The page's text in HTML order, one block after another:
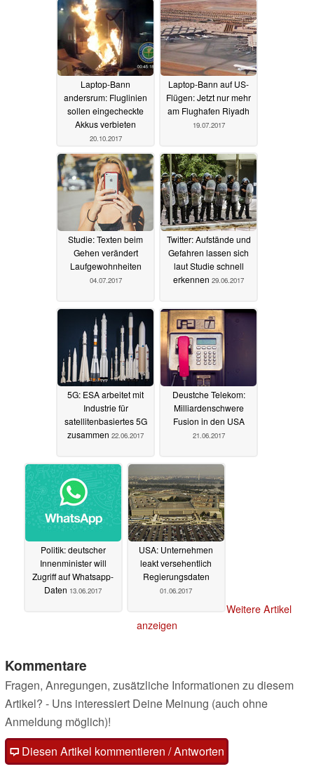
Laptop-Bann
andersrum: Fluglinien
sollen eingecheckte
Akkus verbieten
20.10.2017
Laptop-Bann auf US-
Flügen: Jetzt nur mehr
am Flughafen Riyadh
19.07.2017
Studie: Texten beim
Gehen verändert
Laufgewohnheiten
04.07.2017
Twitter: Aufstände und
Gefahren lassen sich
laut Studie schnell
erkennen 29.06.2017
5G: ESA arbeitet mit
Industrie für
satellitenbasiertes 5G
zusammen 22.06.2017
Deustche Telekom:
Milliardenschwere
Fusion in den USA
21.06.2017
Politik: deutscher
Innenminister will
Zugriff auf Whatsapp-
Daten 13.06.2017
USA: Unternehmen
leakt versehentlich
Regierungsdaten
01.06.2017
Weitere Artikel
anzeigen
Kommentare
Fragen, Anregungen, zusätzliche Informationen zu diesem
Artikel? - Uns interessiert Deine Meinung (auch ohne
Anmeldung möglich)!
Diesen Artikel kommentieren / Antworten